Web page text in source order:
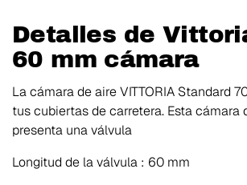
Detalles de
60 mm cámara
Lacámara de aireVITTORIA Standard
tus cubiertas de carretera. Esta
presenta una válvula
Longitud de la válvula : 60 mm